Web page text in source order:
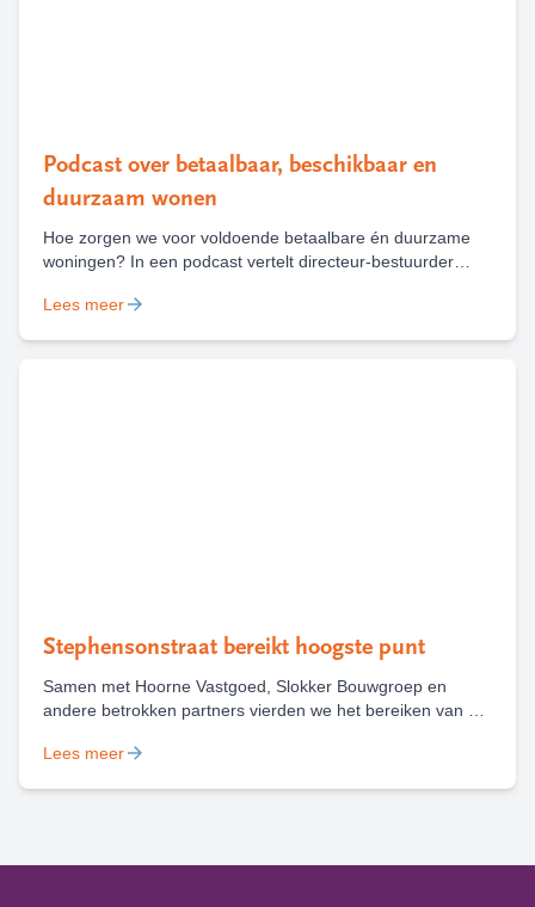
Podcast over betaalbaar, beschikbaar en
duurzaam wonen
Hoe zorgen we voor voldoende betaalbare én duurzame
woningen? In een podcast vertelt directeur-bestuurder
die daarbij komen kijken, met houtbouw als belangrijk
Lees meer
Stephensonstraat bereikt hoogste punt
Samen met Hoorne Vastgoed, Slokker Bouwgroep en
andere betrokken partners vierden we het bereiken van het
Haarlem. Waar in oktober 2024 nog een bouwbord stond,
Lees meer